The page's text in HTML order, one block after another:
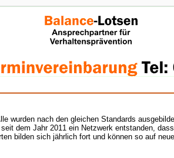
nach den gleichen Standards ausgebildet - und
dem Jahr 2011 ein Netzwerk entstanden,
bilden sich jährlich fort und können so auf